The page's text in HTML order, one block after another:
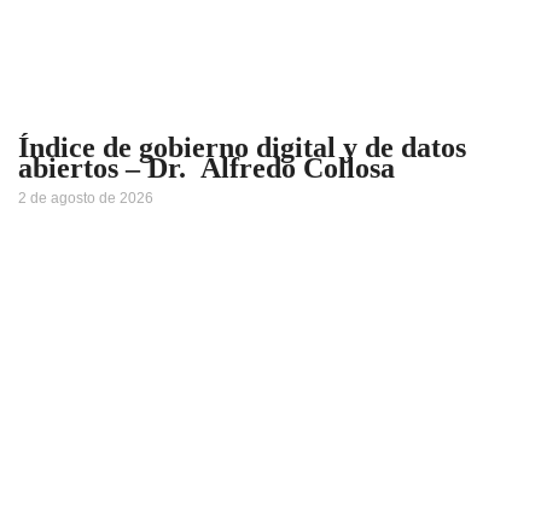
Índice de gobierno digital y de datos
abiertos – Dr. Alfredo Collosa
2 de agosto de 2026